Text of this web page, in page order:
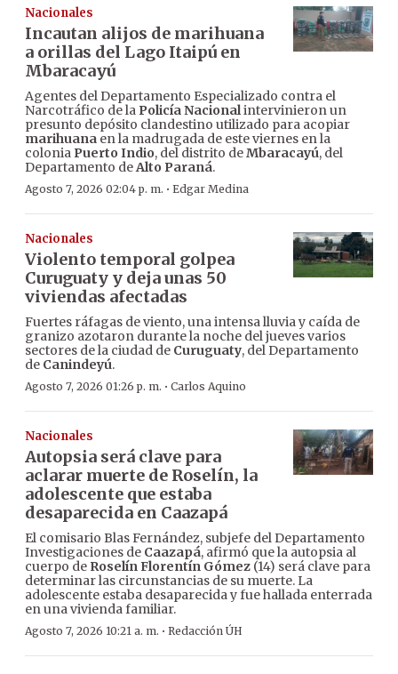
Nacionales
Incautan alijos de marihuana
a orillas del Lago Itaipú en
Mbaracayú
Agentes del Departamento Especializado contra el
Narcotráfico de la Policía Nacionalintervinieron un
presunto depósito clandestino utilizado para acopiar
marihuana en la madrugada de este viernes en la
colonia Puerto Indio, del distrito deMbaracayú, del
Departamento deAlto Paraná.
Agosto 7, 2026 02:04 p. m. · Edgar Medina
Nacionales
Violento temporal golpea
Curuguaty y deja unas 50
viviendas afectadas
Fuertes ráfagas de viento, una intensa lluvia y caída de
granizo azotaron durante la noche del jueves varios
sectores de la ciudad de Curuguaty, del Departamento
de Canindeyú.
Agosto 7, 2026 01:26 p. m. · Carlos Aquino
Nacionales
Autopsia será clave para
aclarar muerte de Roselín, la
adolescente que estaba
desaparecida en Caazapá
El comisario Blas Fernández, subjefe del Departamento
Investigaciones de Caazapá, afirmó que la autopsia al
cuerpo de Roselín Florentín Gómez (14) será clave para
determinar las circunstancias de su muerte. La
adolescente estaba desaparecida y fue hallada enterrada
en una vivienda familiar.
Agosto 7, 2026 10:21 a. m. · Redacción ÚH